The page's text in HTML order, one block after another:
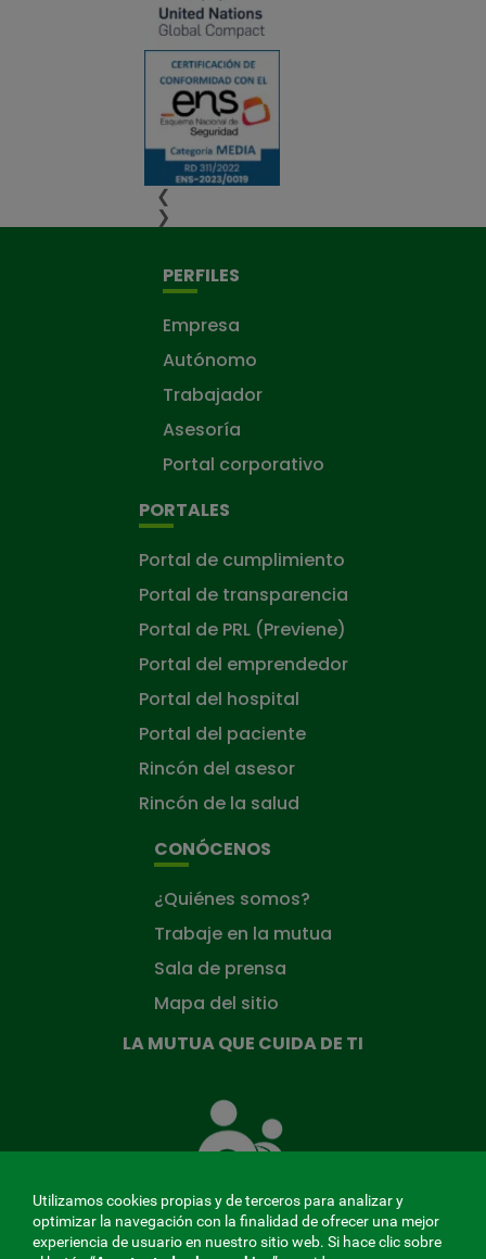
❮
❯
PERFILES
Empresa
Autónomo
Trabajador
Asesoría
Portal corporativo
PORTALES
Portal de cumplimiento
Portal de transparencia
Portal de PRL (Previene)
Portal del emprendedor
Portal del hospital
Portal del paciente
Rincón del asesor
Rincón de la salud
CONÓCENOS
¿Quiénes somos?
Trabaje en la mutua
Sala de prensa
Mapa del sitio
LA MUTUA QUE CUIDA DE TI
Mutua
que
ti
Utilizamos cookies propias y de terceros para analizar y
optimizar la navegación con la finalidad de ofrecer una mejor
experiencia de usuario en nuestro sitio web. Si hace clic sobre